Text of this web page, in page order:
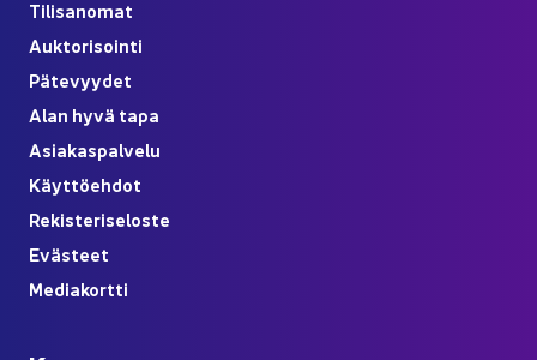
Ti­li­sa­no­mat
Auk­to­ri­soin­ti
Pä­te­vyy­det
Alan hyvä tapa
Asia­kas­pal­ve­lu
Käyt­tö­eh­dot
Re­kis­te­ri­se­los­te
Eväs­teet
Me­dia­kort­ti